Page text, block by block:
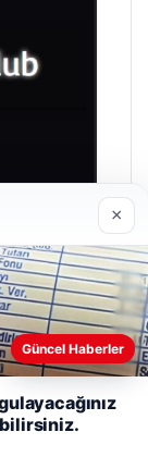
×
Güncel Haberler